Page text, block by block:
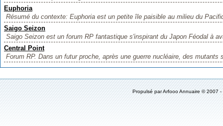
Euphoria
Résumé du contexte: Euphoria est un petite île paisible au milieu du
Saigo Seizon
Saigo Seizon est un forum RP fantastique s'inspirant du Japon Féodal à
Central Point
Forum RP. Dans un futur proche, après une guerre nucléaire, des mutants
Propulsé parArfooo Annuaire © 2007